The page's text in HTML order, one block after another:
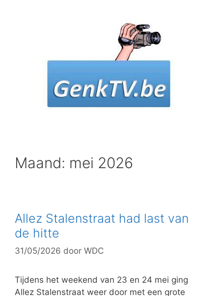
Maand: mei 2026
Allez Stalenstraat had last van
de hitte
31/05/2026 door WDC
Tijdens het weekend van 23 en 24 mei ging
Allez Stalenstraat weer door met een grote